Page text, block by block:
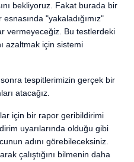
bekliyoruz. Fakat burada bir
"yakaladığımız"
vermeyeceğiz. Bu testlerdeki
azaltmak için sistemi
tespitlerimizin gerçek bir
atacağız.
için bir rapor geribildirimi
uyarılarında olduğu gibi
adını görebileceksiniz.
çalıştığını bilmenin daha